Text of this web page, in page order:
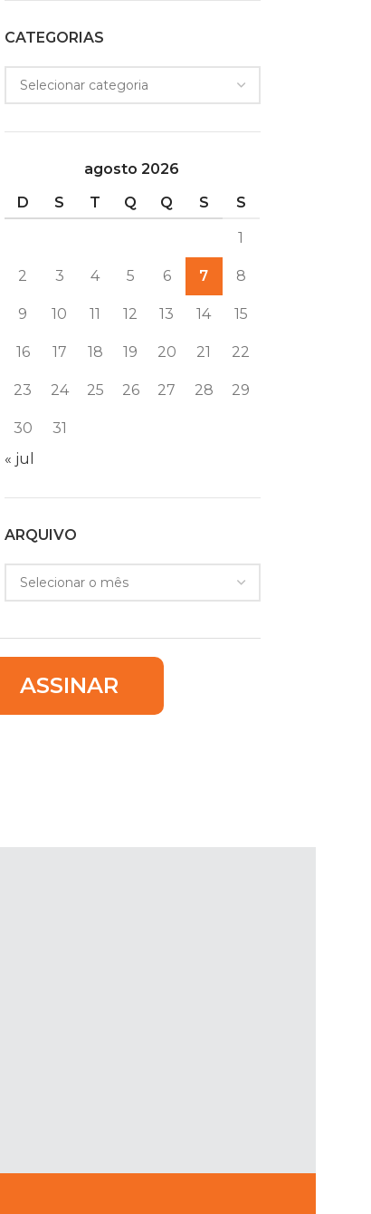
CATEGORIAS
agosto 2026
D
S T Q Q S S
1
2 3 4 5 6 7 8
9 10 11 12 13 14 15
16 17 18 19 20 21 22
23 24 25 26 27 28 29
30
31
« jul
ARQUIVO
ASSINAR